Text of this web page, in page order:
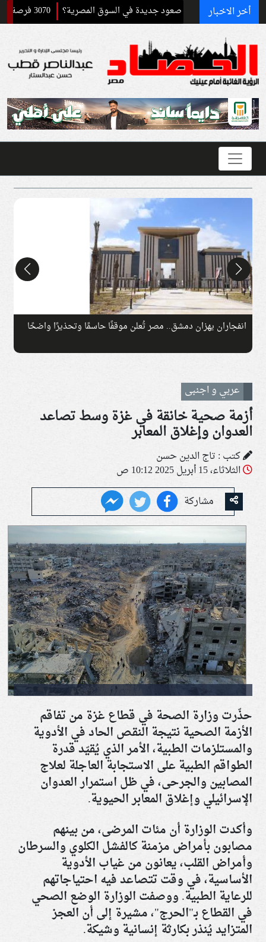
أخر الاخبار 3070 فرصة عمل برواتب تصل إلى 9500 جنيه.. قدم الآن
انفجاران يهزان دمشق.. مصر تُعلن موقفًا حاسمًا وتحذيرًا واضحًا
عربي و اجنبى
أزمة صحية خانقة في غزة وسط تصاعد
العدوان وإغلاق المعابر
كتب : تاج الدين حسن
الثلاثاء، 15 أبريل 2025 10:12 ص
مشاركة
حذّرت وزارة الصحة في قطاع غزة من تفاقم
الأزمة الصحية نتيجة النقص الحاد في الأدوية
والمستلزمات الطبية، الأمر الذي يُقيّد قدرة
الطواقم الطبية على الاستجابة العاجلة لعلاج
المصابين والجرحى، في ظل استمرار العدوان
الإسرائيلي وإغلاق المعابر الحيوية.
وأكدت الوزارة أن مئات المرضى، من بينهم
مصابون بأمراض مزمنة كالفشل الكلوي والسرطان
وأمراض القلب، يعانون من غياب الأدوية
الأساسية، في وقت تتصاعد فيه احتياجاتهم
للرعاية الطبية. ووصفت الوزارة الوضع الصحي
في القطاع بـ"الحرج"، مشيرة إلى أن العجز
المتزايد يُنذر بكارثة إنسانية وشيكة.